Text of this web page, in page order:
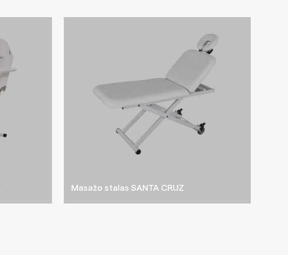
Masažo stalas SANTA CRUZ